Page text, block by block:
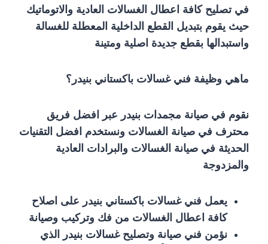
في تصليح كافة اعطال الغسالات العادية والاتوماتيك
حيث يقوم بتبديل القطع الداخلية المعطلة للغسالة
واستبدالها بقطع جديدة اصلية ومتينة
ماهي وظيفة فني غسالات باكستاني بنيدر؟
نقوم في صيانة مجمدات بنيدر عبر افضل فريق
محترف في صيانة الغسالات ونستخدم افضل التقنيات
الحديثة في صيانة الغسالات والبرادات العادية
والمزدوجة
يعمل فني غسالات باكستاني بنيدر على اصلاح
كافة اعطال الغسالات من فك وتركيب وصيانة
نؤمن فني صيانة وتصليح غسالات بنيدر الذي